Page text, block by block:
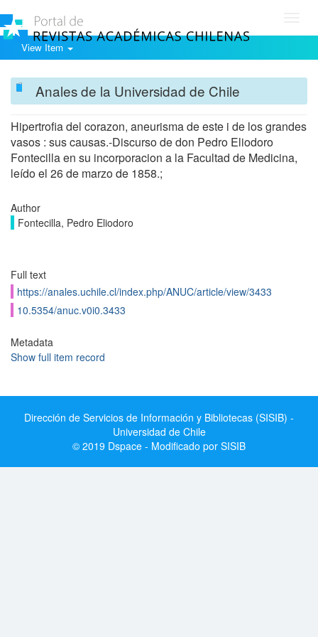
View Item
Anales de la Universidad de Chile
Hipertrofia del corazon, aneurisma de este i de los grandes
vasos : sus causas.-Discurso de don Pedro Eliodoro
Fontecilla en su incorporacion a la Facultad de Medicina,
leído el 26 de marzo de 1858.;
Author
Fontecilla, Pedro Eliodoro
Full text
https://anales.uchile.cl/index.php/ANUC/article/view/3433
10.5354/anuc.v0i0.3433
Metadata
Show full item record
Dirección de Servicios de Información y Bibliotecas (SISIB) -
Universidad de Chile
© 2019 Dspace - Modificado por SISIB